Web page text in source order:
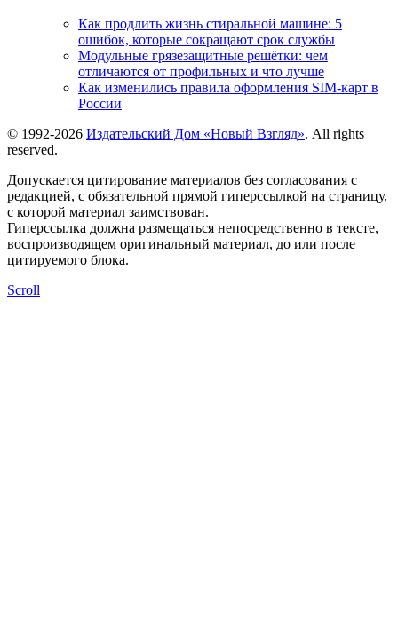
Как продлить жизнь стиральной машине: 5
ошибок, которые сокращают срок службы
Модульные грязезащитные решётки: чем
отличаются от профильных и что лучше
Как изменились правила оформления SIM-карт в
России
© 1992-2026 Издательский Дом «Новый Взгляд». All rights
reserved.
Допускается цитирование материалов без согласования с
редакцией, с обязательной прямой гиперссылкой на страницу,
с которой материал заимствован.
Гиперссылка должна размещаться непосредственно в тексте,
воспроизводящем оригинальный материал, до или после
цитируемого блока.
Scroll